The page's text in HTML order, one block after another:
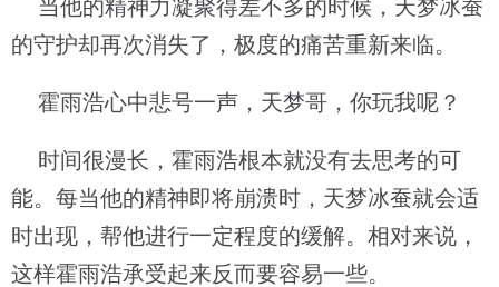
当他的精神力凝聚得差不多的时候，天梦冰蚕
的守护却再次消失了，极度的痛苦重新来临。
霍雨浩心中悲号一声，天梦哥，你玩我呢？
时间很漫长，霍雨浩根本就没有去思考的可
能。每当他的精神即将崩溃时，天梦冰蚕就会适
时出现，帮他进行一定程度的缓解。相对来说，
这样霍雨浩承受起来反而要容易一些。